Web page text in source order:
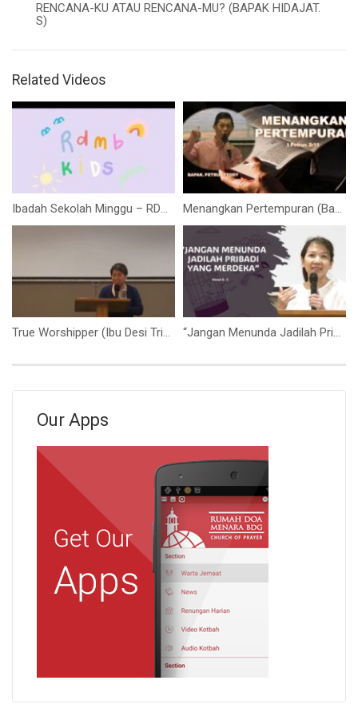
RENCANA-KU ATAU RENCANA-MU? (BAPAK HIDAJAT.
S)
Related Videos
Ibadah Sekolah Minggu – RDMB Junior 17 Mei 2020 Menangkan Pertempuran (Bapak. Petrus Teddy)
True Worshipper (Ibu Desi Trisnawati) “Jangan Menunda Jadilah Pribadi yang Merdeka” (Ibu Siane Sari)
Our Apps